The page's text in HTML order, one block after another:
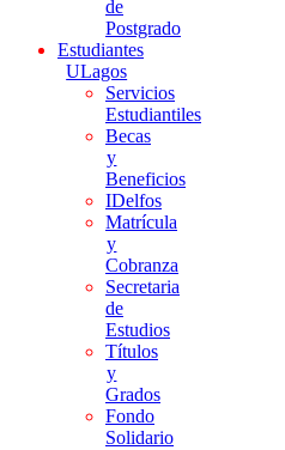
de
Postgrado
Estudiantes
ULagos
Servicios
Estudiantiles
Becas
y
Beneficios
IDelfos
Matrícula
y
Cobranza
Secretaria
de
Estudios
Títulos
y
Grados
Fondo
Solidario